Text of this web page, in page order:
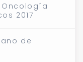
Oncología
2017
de